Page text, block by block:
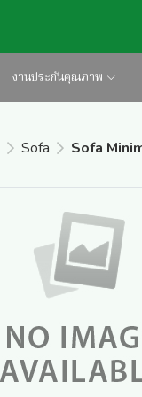
งานประกันคุณภาพ
Sofa Sofa